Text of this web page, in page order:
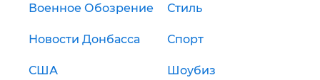
Военное Обозрение Стиль
Новости Донбасса Спорт
США Шоубиз